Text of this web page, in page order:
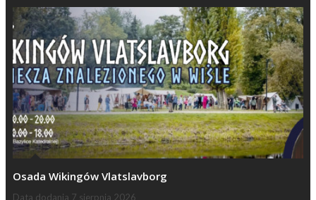
Osada Wikingów Vlatslavborg
Data dodania 7 sierpnia 2026